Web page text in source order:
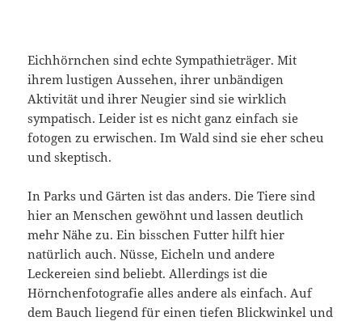
Eichhörnchen sind echte Sympathieträger. Mit
ihrem lustigen Aussehen, ihrer unbändigen
Aktivität und ihrer Neugier sind sie wirklich
sympatisch. Leider ist es nicht ganz einfach sie
fotogen zu erwischen. Im Wald sind sie eher scheu
und skeptisch.
In Parks und Gärten ist das anders. Die Tiere sind
hier an Menschen gewöhnt und lassen deutlich
mehr Nähe zu. Ein bisschen Futter hilft hier
natürlich auch. Nüsse, Eicheln und andere
Leckereien sind beliebt. Allerdings ist die
Hörnchenfotografie alles andere als einfach. Auf
dem Bauch liegend für einen tiefen Blickwinkel und